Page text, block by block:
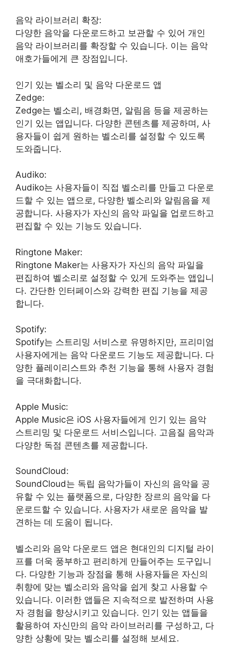
음악 라이브러리 확장:
다양한 음악을 다운로드하고 보관할 수 있어 개인
음악 라이브러리를 확장할 수 있습니다. 이는 음악
애호가들에게 큰 장점입니다.
인기 있는 벨소리 및 음악 다운로드 앱
Zedge:
Zedge는 벨소리, 배경화면, 알림음 등을 제공하는
인기 있는 앱입니다. 다양한 콘텐츠를 제공하며, 사
용자들이 쉽게 원하는 벨소리를 설정할 수 있도록
도와줍니다.
Audiko:
Audiko는 사용자들이 직접 벨소리를 만들고 다운로
드할 수 있는 앱으로, 다양한 벨소리와 알림음을 제
공합니다. 사용자가 자신의 음악 파일을 업로드하고
편집할 수 있는 기능도 있습니다.
Ringtone Maker:
Ringtone Maker는 사용자가 자신의 음악 파일을
편집하여 벨소리로 설정할 수 있게 도와주는 앱입니
다. 간단한 인터페이스와 강력한 편집 기능을 제공
합니다.
Spotify:
Spotify는 스트리밍 서비스로 유명하지만, 프리미엄
사용자에게는 음악 다운로드 기능도 제공합니다. 다
양한 플레이리스트와 추천 기능을 통해 사용자 경험
을 극대화합니다.
Apple Music:
Apple Music은 iOS 사용자들에게 인기 있는 음악
스트리밍 및 다운로드 서비스입니다. 고음질 음악과
다양한 독점 콘텐츠를 제공합니다.
SoundCloud:
SoundCloud는 독립 음악가들이 자신의 음악을 공
유할 수 있는 플랫폼으로, 다양한 장르의 음악을 다
운로드할 수 있습니다. 사용자가 새로운 음악을 발
견하는 데 도움이 됩니다.
벨소리와 음악 다운로드 앱은 현대인의 디지털 라이
프를 더욱 풍부하고 편리하게 만들어주는 도구입니
다. 다양한 기능과 장점을 통해 사용자들은 자신의
취향에 맞는 벨소리와 음악을 쉽게 찾고 사용할 수
있습니다. 이러한 앱들은 지속적으로 발전하며 사용
자 경험을 향상시키고 있습니다. 인기 있는 앱들을
활용하여 자신만의 음악 라이브러리를 구성하고, 다
양한 상황에 맞는 벨소리를 설정해 보세요.